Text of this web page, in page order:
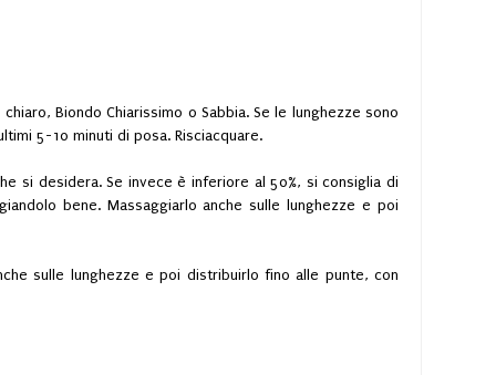
Biondo Chiarissimo o Sabbia. Se le lunghezze sono
5-10 minuti di posa. Risciacquare.
si desidera. Se invece è inferiore al 50%, si consiglia di
bene. Massaggiarlo anche sulle lunghezze e poi
sulle lunghezze e poi distribuirlo fino alle punte, con